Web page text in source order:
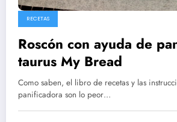
RECETAS
Roscón con ayuda de
taurus My Bread
Como saben, el libro de recetas y las
panificadora son lo peor…